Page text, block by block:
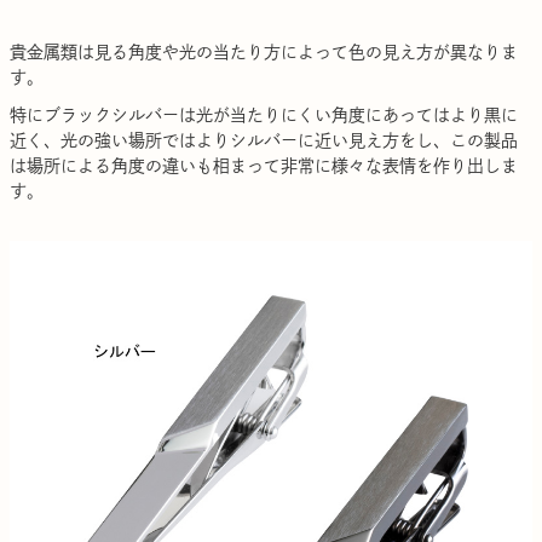
貴金属類は見る角度や光の当たり方によって色の見え方が異なりま
す。
特にブラックシルバーは光が当たりにくい角度にあってはより黒に
近く、光の強い場所ではよりシルバーに近い見え方をし、この製品
は場所による角度の違いも相まって非常に様々な表情を作り出しま
す。